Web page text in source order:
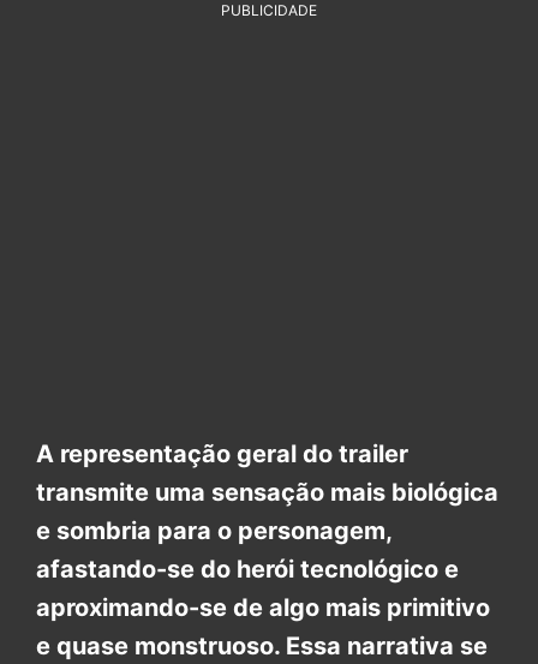
PUBLICIDADE
A representação geral do trailer
transmite uma sensação mais biológica
e sombria para o personagem,
afastando-se do herói tecnológico e
aproximando-se de algo mais primitivo
e quase monstruoso. Essa narrativa se